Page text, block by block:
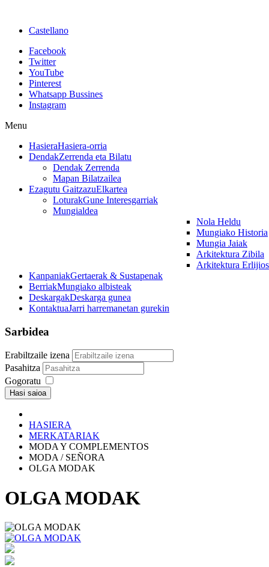
Castellano
Facebook
Twitter
YouTube
Pinterest
Whatsapp Bussines
Instagram
Menu
HasieraHasiera-orria
DendakZerrenda eta Bilatu
Dendak Zerrenda
Mapan Bilatzailea
Ezagutu GaitzazuElkartea
LoturakGune Interesgarriak
Mungialdea
Nola Heldu
Mungiako Historia
Mungia Jaiak
Arkitektura Zibila
Arkitektura
KanpaniakGertaerak & Sustapenak
BerriakMungiako albisteak
DeskargakDeskarga gunea
KontaktuaJarri harremanetan gurekin
Sarbidea
Erabiltzaile izena
Pasahitza
Gogoratu
Hasi saioa
HASIERA
MERKATARIAK
MODA Y COMPLEMENTOS
MODA / SEÑORA
OLGA MODAK
OLGA MODAK